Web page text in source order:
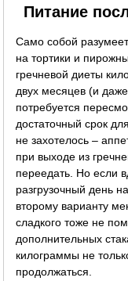
Питание
Само собой
на тортики и
гречневой диеты
двух месяцев (и
потребуется
достаточный срок
не захотелось –
при выходе из
переедать. Но если
разгрузочный день
второму варианту
сладкого тоже не
дополнительных
килограммы не
продолжаться.